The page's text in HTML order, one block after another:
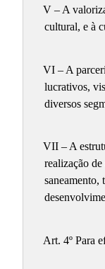
V – A
cultural, e à
VI – A
lucrativos,
diversos
VII – A
realização
saneamento,
Art. 4º Para